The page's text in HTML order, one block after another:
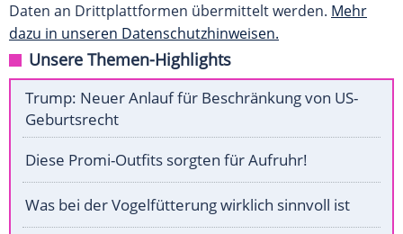
Daten an Drittplattformen übermittelt werden. Mehr
dazu in unseren Datenschutzhinweisen.
Unsere Themen-Highlights
Trump: Neuer Anlauf für Beschränkung von US-
Geburtsrecht
Diese Promi-Outfits sorgten für Aufruhr!
Was bei der Vogelfütterung wirklich sinnvoll ist